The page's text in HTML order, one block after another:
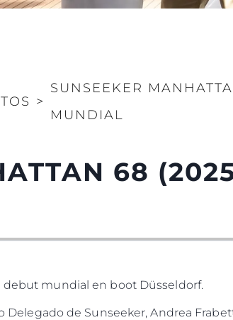
>
SUNSEEKER
MUNDIAL
68
debut mundial en boot Düsseldorf.
Delegado de Sunseeker, Andrea